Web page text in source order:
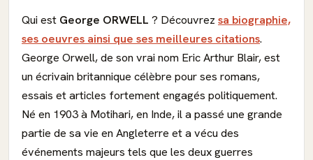
Qui est George ORWELL ? Découvrez sa biographie,
ses oeuvres ainsi que ses meilleures citations.
George Orwell, de son vrai nom Eric Arthur Blair, est
un écrivain britannique célèbre pour ses romans,
essais et articles fortement engagés politiquement.
Né en 1903 à Motihari, en Inde, il a passé une grande
partie de sa vie en Angleterre et a vécu des
événements majeurs tels que les deux guerres